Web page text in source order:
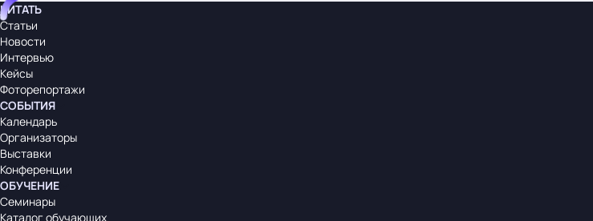
ЧИТАТЬ
Статьи
Новости
Интервью
Кейсы
Фоторепортажи
СОБЫТИЯ
Календарь
Организаторы
Выставки
Конференции
ОБУЧЕНИЕ
Семинары
Каталог обучающих